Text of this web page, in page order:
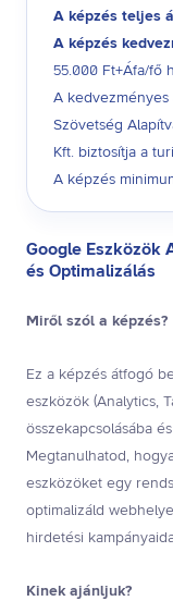
A képzés teljes
A képzés
55.000 Ft+Áfa/fő
A kedvezményes
Szövetség
Kft. biztosítja a
A képzés
Google Eszközök
és Optimalizálás
Miről szól a képzés?
Ez a képzés átfogó
eszközök (Analytics,
összekapcsolásába
Megtanulhatod,
eszközöket egy
optimalizáld
hirdetési
Kinek ajánljuk?